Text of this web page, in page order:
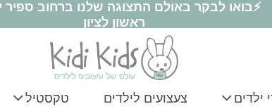
ראשון לציון
ילדים צעצועים לילדים טקסטיל